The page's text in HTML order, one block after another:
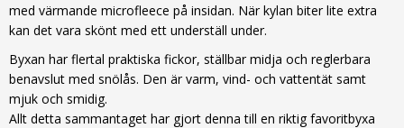
med värmande microfleece på insidan. När kylan biter lite extra
kan det vara skönt med ett underställ under.
Byxan har flertal praktiska fickor, ställbar midja och reglerbara
benavslut med snölås. Den är varm, vind- och vattentät samt
mjuk och smidig.
Allt detta sammantaget har gjort denna till en riktig favoritbyxa